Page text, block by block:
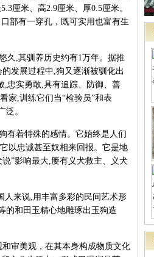
厘米、高2.9厘米、厚0.5厘米。
部有一穿孔，既可实用也富有生
久,其驯养历史约有1万年。据推
发展过程中,狗又逐渐被驯化出
,忠实勇敢,具有追踪、防御、善
家,训练它们当“检验员”和表
。
有着特殊的感情。它始终是人们
以忠诚甚至奴相来回报。它是地
”影响最大,屡有义犬救主、义犬
来说,用丰富多彩的民间艺术形
和田玉精心地雕琢出玉狗造
审美观，在其本身构成物质文化